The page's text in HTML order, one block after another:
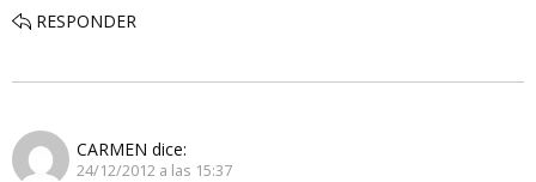
RESPONDER
CARMEN dice:
24/12/2012 a las 15:37